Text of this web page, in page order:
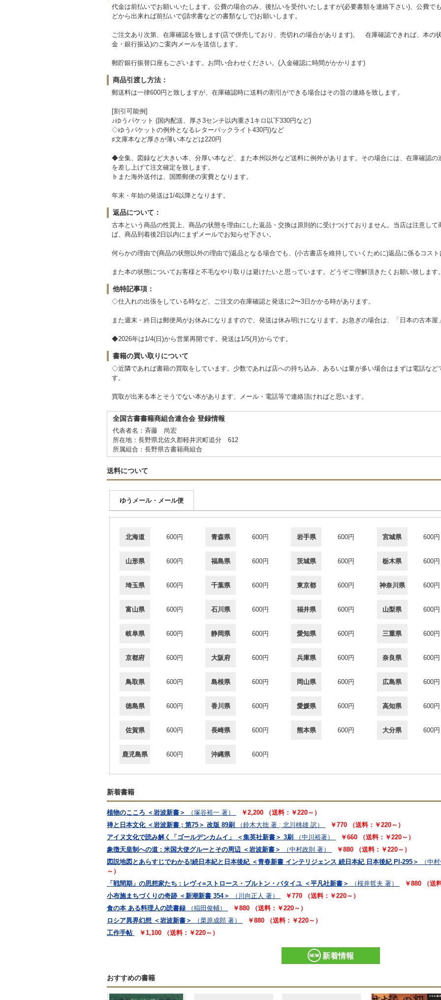
代金は前払いでお願いいたします。公費の場合のみ、後払いを受付いたしますが(必要書類を連絡下さい)、公費で
どから出来れば前払いで(請求書などの書類なしで)お願いします。
ご注文あり次第、在庫確認を致します(店で併売しており、売切れの場合があります)。 在庫確認できれば、本の
金・銀行振込)のご案内メールを送信します。
郵貯銀行振替口座もございます。お問い合わせください。(入金確認に時間がかかります)
商品引渡し方法：
郵送料は一律600円と致しますが、在庫確認時に送料の割引ができる場合はその旨の連絡を致します。
[割引可能例]
♪ゆうパケット (国内配送、厚さ3センチ以内重さ1キロ以下330円など)
◇ゆうパケットの例外となるレターパックライト430円)など
♯文庫本など厚さが薄い本などは220円
◆全集、図録など大きい本、分厚い本など、また本州以外など送料に例外があります。その場合には、在庫確認
を差し上げて注文確定を致します。
♭また海外送付は、国際郵便の実費となります。
年末・年始の発送は1/4以降となります。
返品について：
古本という商品の性質上、商品の状態を理由にした返品・交換は原則的に受けつけておりません。当店は注意し
ば、商品到着後2日以内にまずメールでお知らせ下さい。
何らかの理由で(商品の状態以外の理由で)返品となる場合でも、(小古書店を維持していくために)返品に係るコスト
また本の状態についてお客様と不毛なやり取りは避けたいと思っています。どうぞご理解頂きたくお願い致します。
他特記事項：
◇仕入れの出張をしている時など、ご注文の在庫確認と発送に2〜3日かかる時があります。
また週末・終日は郵便局がお休みになりますので、発送は休み明けになります。お急ぎの場合は、「日本の古本屋
◆2026年は1/4(日)から営業再開です。発送は1/5(月)からです。
書籍の買い取りについて
◇近隣であれば書籍の買取をしています。少数であれば店への持ち込み、あるいは量が多い場合はまずは電話など
す。
買取が出来る本とそうでない本があります、メール・電話等で連絡頂ければと思います。
全国古書書籍商組合連合会 登録情報
代表者名：斉藤 尚宏
所在地：長野県北佐久郡軽井沢町追分 612
所属組合：長野県古書籍商組合
送料について
ゆうメール・メール便
北海道 600円 青森県 600円 岩手県 600円 宮城県 600円
山形県 600円 福島県 600円 茨城県 600円 栃木県 600円
埼玉県 600円 千葉県 600円 東京都 600円 神奈川県 600円
富山県 600円 石川県 600円 福井県 600円 山梨県 600円
岐阜県 600円 静岡県 600円 愛知県 600円 三重県 600円
京都府 600円 大阪府 600円 兵庫県 600円 奈良県 600円
鳥取県 600円 島根県 600円 岡山県 600円 広島県 600円
徳島県 600円 香川県 600円 愛媛県 600円 高知県 600円
佐賀県 600円 長崎県 600円 熊本県 600円 大分県 600円
鹿児島県 600円 沖縄県 600円
新着書籍
植物のこころ ＜岩波新書＞ （塚谷裕一 著）
￥2,200 （送料：￥220～）
禅と日本文化 ＜岩波新書 ; 第75＞ 改版 89刷
（鈴木大拙 著 ; 北川桃雄 訳）
￥770 （送料：￥220～）
アイヌ文化で読み解く「ゴールデンカムイ」 ＜集英社新書＞ 3刷
（中川裕著）
￥660 （送料：￥220～）
象徴天皇制への道 : 米国大使グルーとその周辺 ＜岩波新書＞
（中村政則 著）
￥880 （送料：￥220～）
図説地図とあらすじでわかる!続日本紀と日本後紀 ＜青春新書 インテリジェンス 続日本紀 日本後紀 PI-295＞
（中
～）
「戦間期」の思想家たち : レヴィ=ストロース・ブルトン・バタイユ ＜平凡社新書＞
（桜井哲夫 著）
￥880 （送
小布施まちづくりの奇跡 ＜新潮新書 354＞
（川向正人 著）
￥770 （送料：￥220～）
食の本 ある料理人の読書録
（稲田俊輔）
￥880 （送料：￥220～）
ロシア異界幻想 ＜岩波新書＞
（栗原成郎 著）
￥880 （送料：￥220～）
工作手帖
￥1,100 （送料：￥220～）
新着情報
おすすめの書籍